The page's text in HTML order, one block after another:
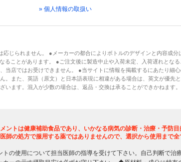
» 個人情報の取扱い
じられません。 ●メーカーの都合によりボトルのデザインと内容成分
ることがあります。 ●ご注文後に製造中止や入荷未定、入荷遅れとな
当店ではお受けできません。 ●当サイトに情報を掲載するにあたり細
。また、英語（原文）と日本語表現に相違がある場合は、英文が優先
ます。混入が少数の場合は、返品・交換は承ることができかねます。
ントは健康補助食品であり、いかなる病気の診断・治療・予防目
師の処方で服用する薬ではありませんので、選択から使用まで
の使用について担当医師の指導を受けて下さい。自己判断で